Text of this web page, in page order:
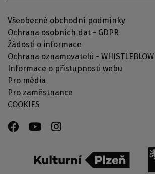
Všeobecné obchodní podmínky
Ochrana osobních dat - GDPR
Žádosti o informace
Ochrana oznamovatelů -
Informace o přístupnosti webu
Pro média
Pro zaměstnance
COOKIES